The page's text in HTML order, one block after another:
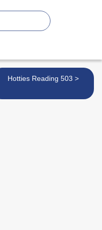
Hotties Reading 503 >